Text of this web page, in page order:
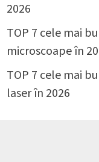
2026
TOP 7 cele mai
microscoape în
TOP 7 cele mai
laser în 2026